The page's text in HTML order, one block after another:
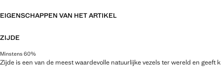
EIGENSCHAPPEN VAN HET ARTIKEL
ZIJDE
Minstens 60%
Zijde is een van de meest waardevolle natuurlijke vezels ter wereld en